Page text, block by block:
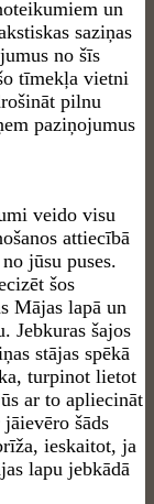
un
saziņas
no šīs
tīmekļa vietni
pilnu
paziņojumus
veido visu
attiecībā
jūsu puses.
šos
Mājas lapā un
Jebkuras šajos
stājas spēkā
turpinot lietot
ar to apliecināt
šāds
ieskaitot, ja
lapu jebkādā